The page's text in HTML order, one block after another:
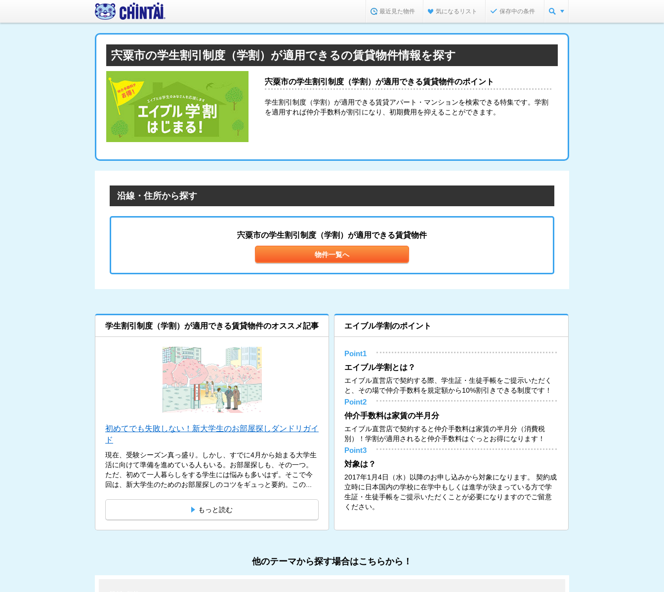
最近見た物件 気になるリスト 保存中の条件
宍粟市の学生割引制度（学割）が適用できるの賃貸物件情報を探す
宍粟市の学生割引制度（学割）が適用できる賃貸物件のポイント
学生割引制度（学割）が適用できる賃貸アパート・マンションを検索できる特集です。学割
を適用すれば仲介手数料が割引になり、初期費用を抑えることができます。
沿線・住所から探す
宍粟市の学生割引制度（学割）が適用できる賃貸物件
物件一覧へ
学生割引制度（学割）が適用できる賃貸物件のオススメ記事
初めてでも失敗しない！新大学生のお部屋探しダンドリガイ
ド
現在、受験シーズン真っ盛り。しかし、すでに4月から始まる大学生
活に向けて準備を進めている人もいる。お部屋探しも、その一つ。
ただ、初めて一人暮らしをする学生には悩みも多いはず。そこで今
回は、新大学生のためのお部屋探しのコツをギュっと要約。この...
もっと読む
エイブル学割のポイント
Point1
エイブル学割とは？
エイブル直営店で契約する際、学生証・生徒手帳をご提示いただく
と、その場で仲介手数料を規定額から10%割引きできる制度です！
Point2
仲介手数料は家賃の半月分
エイブル直営店で契約すると仲介手数料は家賃の半月分（消費税
別）！学割が適用されると仲介手数料はぐっとお得になります！
Point3
対象は？
2017年1月4日（水）以降のお申し込みから対象になります。 契約成
立時に日本国内の学校に在学中もしくは進学が決まっている方で学
生証・生徒手帳をご提示いただくことが必要になりますのでご留意
ください。
他のテーマから探す場合はこちらから！